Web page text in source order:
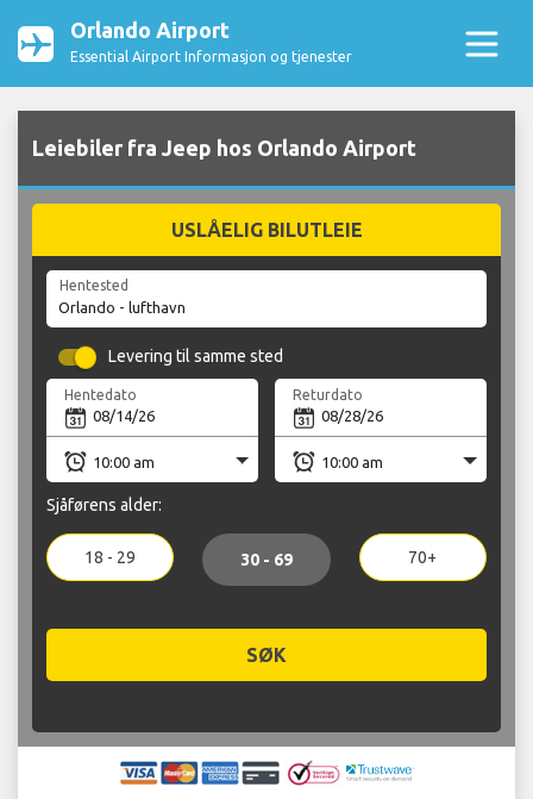
Orlando Airport
Essential Airport Informasjon og tjenester
Leiebiler fra Jeep hos Orlando Airport
USLÅELIG BILUTLEIE
Hentested
Levering til samme sted
Hentedato Returdato
Sjåførens alder:
18 - 29 30 - 69 70+
SØK